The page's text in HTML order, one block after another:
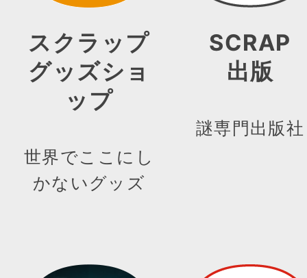
スクラップ
グッズショ
ップ
世界でここにし
かないグッズ
SCRAP
出版
謎専門出版社